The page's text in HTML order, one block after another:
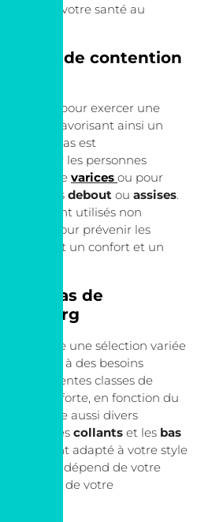
soutenir votre santé au
bas de contention
conçus pour exercer une
jambes, favorisant ainsi un
type de bas est
pour les personnes
, de varices ou pour
heures debout ou assises.
largement utilisés non
aussi pour prévenir les
assurant un confort et un
de bas de
propose une sélection variée
répondre à des besoins
en différentes classes de
à très forte, en fonction du
Il existe aussi divers
, les collants et les bas
ajustement adapté à votre style
dépend de votre
de votre